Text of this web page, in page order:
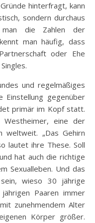
hinterfragt, kann
sondern durchaus
die Zahlen der
man häufig, dass
oder Ehe
und regelmäßiges
Einstellung gegenüber
primär im Kopf statt.
eine der
weltweit. „Das Gehirn
lautet ihre These. Soll
hat auch die richtige
Sexualleben. Und das
wieso 30 jährige
Paaren immer
zunehmendem Alter
Körper größer.